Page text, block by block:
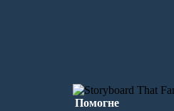
Помогне